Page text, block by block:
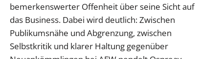
bemerkenswerter Offenheit über seine Sicht auf
das Business. Dabei wird deutlich: Zwischen
Publikumsnähe und Abgrenzung, zwischen
Selbstkritik und klarer Haltung gegenüber